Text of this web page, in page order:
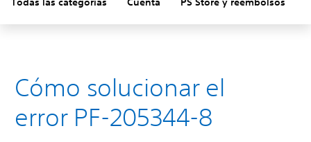
Cómo solucionar el
error PF-205344-8